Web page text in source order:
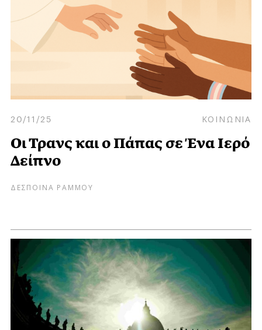
20/11/25 ΚΟΙΝΩΝΙΑ
Οι Τρανς και ο Πάπας σε Ένα Ιερό
Δείπνο
ΔΕΣΠΟΙΝΑ ΡΑΜΜΟΥ